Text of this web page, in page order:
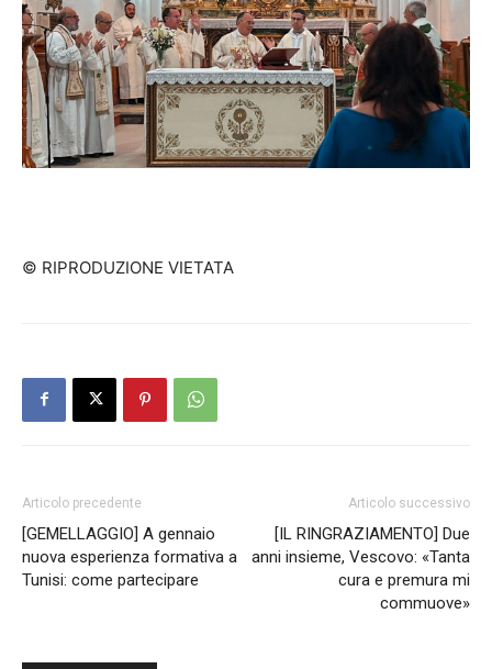
© RIPRODUZIONE VIETATA
Articolo precedente
[GEMELLAGGIO] A gennaio
nuova esperienza formativa a
Tunisi: come partecipare
Articolo successivo
[IL RINGRAZIAMENTO] Due
anni insieme, Vescovo: «Tanta
cura e premura mi
commuove»